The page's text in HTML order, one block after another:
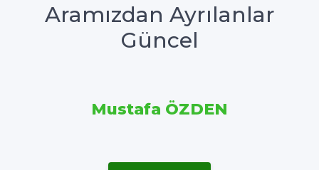
Aramızdan Ayrılanlar
Güncel
Mustafa ÖZDEN